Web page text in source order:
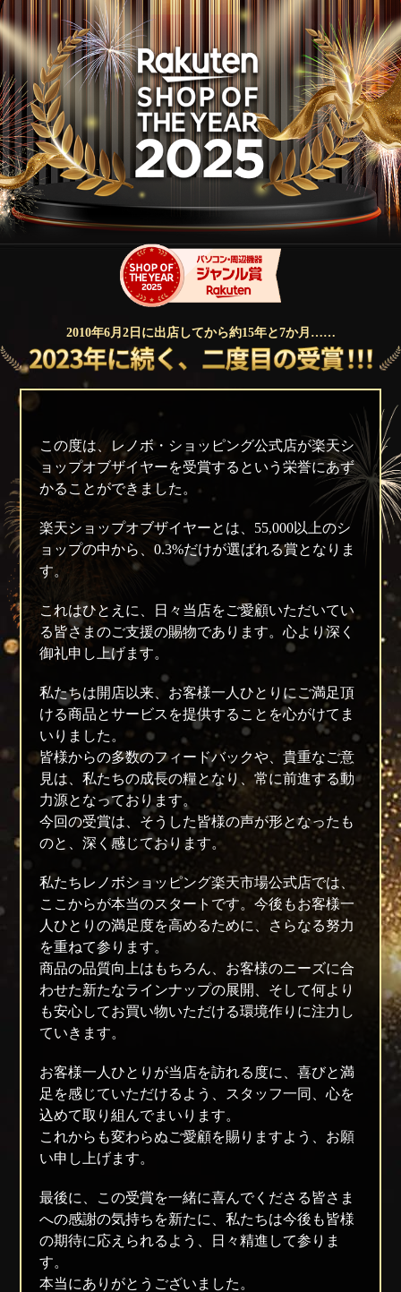
2010年6月2日に出店してから約15年と7か月……
この度は、レノボ・ショッピング公式店が楽天シ
ョップオブザイヤーを受賞するという栄誉にあず
かることができました。
楽天ショップオブザイヤーとは、55,000以上のシ
ョップの中から、0.3%だけが選ばれる賞となりま
す。
これはひとえに、日々当店をご愛顧いただいてい
る皆さまのご支援の賜物であります。心より深く
御礼申し上げます。
私たちは開店以来、お客様一人ひとりにご満足頂
ける商品とサービスを提供することを心がけてま
いりました。
皆様からの多数のフィードバックや、貴重なご意
見は、私たちの成長の糧となり、常に前進する動
力源となっております。
今回の受賞は、そうした皆様の声が形となったも
のと、深く感じております。
私たちレノボショッピング楽天市場公式店では、
ここからが本当のスタートです。今後もお客様一
人ひとりの満足度を高めるために、さらなる努力
を重ねて参ります。
商品の品質向上はもちろん、お客様のニーズに合
わせた新たなラインナップの展開、そして何より
も安心してお買い物いただける環境作りに注力し
ていきます。
お客様一人ひとりが当店を訪れる度に、喜びと満
足を感じていただけるよう、スタッフ一同、心を
込めて取り組んでまいります。
これからも変わらぬご愛顧を賜りますよう、お願
い申し上げます。
最後に、この受賞を一緒に喜んでくださる皆さま
への感謝の気持ちを新たに、私たちは今後も皆様
の期待に応えられるよう、日々精進して参りま
す。
本当にありがとうございました。